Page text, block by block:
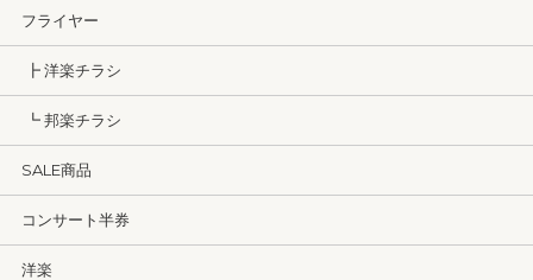
フライヤー
┣ 洋楽チラシ
┗ 邦楽チラシ
SALE商品
コンサート半券
洋楽